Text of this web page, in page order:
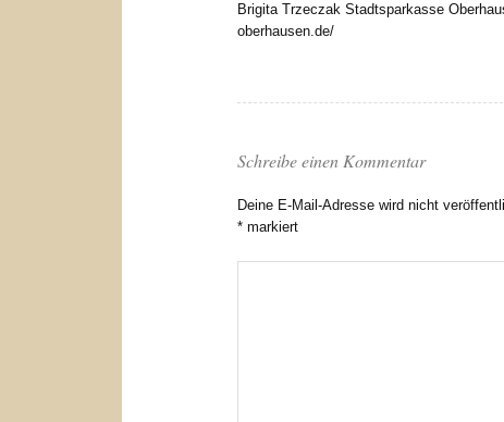
Brigita Trzeczak Stadtsparkasse
oberhausen.de/
Schreibe einen Kommentar
Deine E-Mail-Adresse wird nicht
* markiert